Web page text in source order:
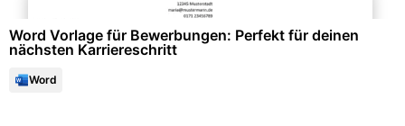
Word Vorlage für Bewerbungen: Perfekt für deinen
nächsten Karriereschritt
Word